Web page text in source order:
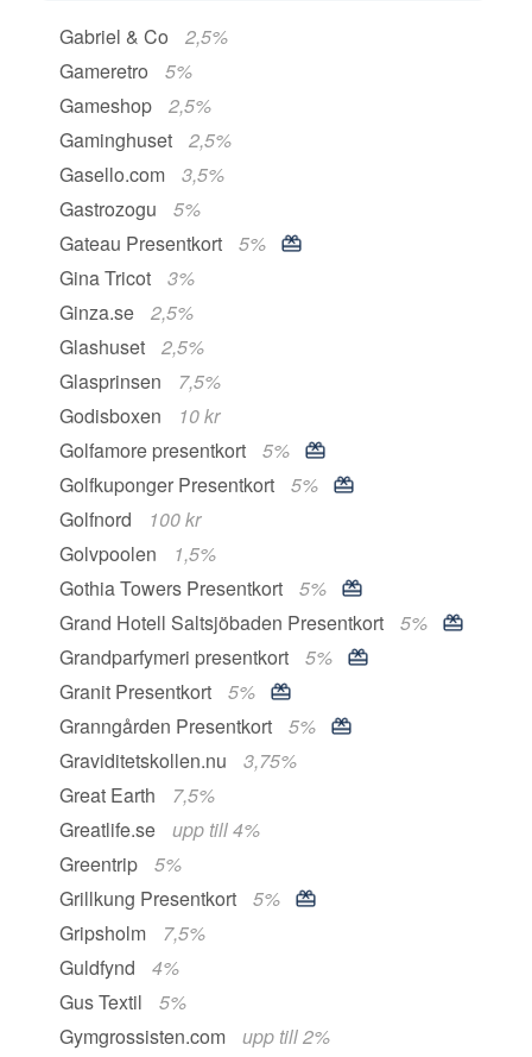
Gabriel & Co
2,5%
Gameretro
5%
Gameshop
2,5%
Gaminghuset
2,5%
Gasello.com
3,5%
Gastrozogu
5%
Gateau Presentkort
5%
Gina Tricot
3%
Ginza.se
2,5%
Glashuset
2,5%
Glasprinsen
7,5%
Godisboxen
10 kr
Golfamore presentkort
5%
Golfkuponger Presentkort
5%
Golfnord
100 kr
Golvpoolen
1,5%
Gothia Towers Presentkort
5%
Grand Hotell Saltsjöbaden Presentkort
5%
Grandparfymeri presentkort
5%
Granit Presentkort
5%
Granngården Presentkort
5%
Graviditetskollen.nu
3,75%
Great Earth
7,5%
Greatlife.se
upp till 4%
Greentrip
5%
Grillkung Presentkort
5%
Gripsholm
7,5%
Guldfynd
4%
Gus Textil
5%
Gymgrossisten.com
upp till 2%